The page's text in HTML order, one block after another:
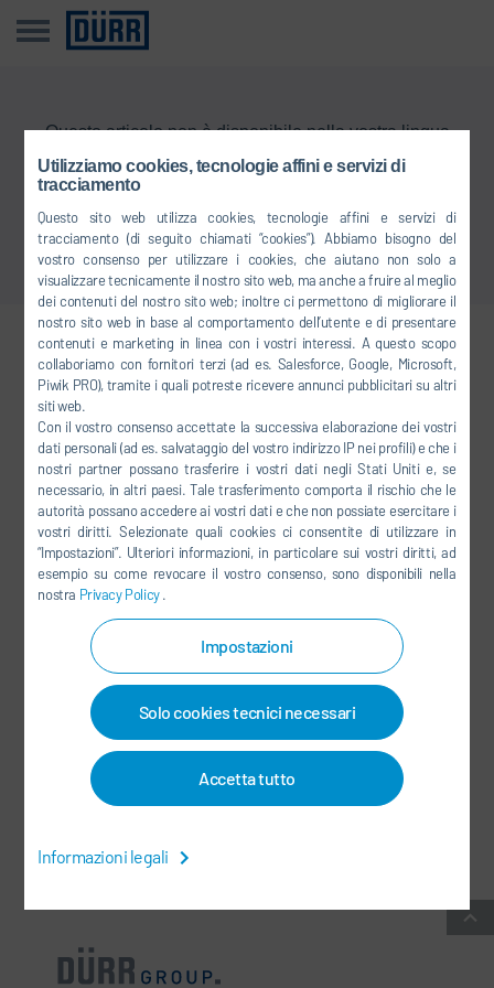
Utilizziamo cookies, tecnologie affini e servizi di
tracciamento
Questo sito web utilizza cookies, tecnologie affini e servizi di
tracciamento (di seguito chiamati “cookies”). Abbiamo bisogno del
vostro consenso per utilizzare i cookies, che aiutano non solo a
visualizzare tecnicamente il nostro sito web, ma anche a fruire al meglio
dei contenuti del nostro sito web; inoltre ci permettono di migliorare il
nostro sito web in base al comportamento dell’utente e di presentare
contenuti e marketing in linea con i vostri interessi. A questo scopo
collaboriamo con fornitori terzi (ad es. Salesforce, Google, Microsoft,
Piwik PRO), tramite i quali potreste ricevere annunci pubblicitari su altri
siti web.
Con il vostro consenso accettate la successiva elaborazione dei vostri
dati personali (ad es. salvataggio del vostro indirizzo IP nei profili) e che i
nostri partner possano trasferire i vostri dati negli Stati Uniti e, se
necessario, in altri paesi. Tale trasferimento comporta il rischio che le
autorità possano accedere ai vostri dati e che non possiate esercitare i
vostri diritti. Selezionate quali cookies ci consentite di utilizzare in
“Impostazioni”. Ulteriori informazioni, in particolare sui vostri diritti, ad
esempio su come revocare il vostro consenso, sono disponibili nella
nostra Privacy Policy.
Impostazioni
Solo cookies tecnici necessari
Accetta tutto
Informazioni legali
Questo articolo non è disponibile nella vostra lingua
Collegatevi con noi
FACEBOOK
YOUTUBE
LINKEDIN
INSTAGRAM
SOCIAL MEDIA
NEWSLETTER
CONTATTI / SEDI
INFORMAZIONI LEGALI
-